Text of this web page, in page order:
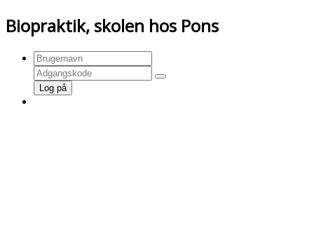
Biopraktik, skolen hos Pons
Log på